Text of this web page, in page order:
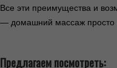
Все эти преимущества и
— домашний массаж просто
Предлагаем посмотреть: